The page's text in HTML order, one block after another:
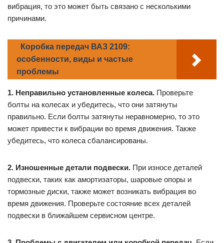
вибрация, то это может быть связано с несколькими
причинами.
Коробка передач ВАЗ 2109:
особенности, виды и частые
проблемы
1. Неправильно установленные колеса. Проверьте
болты на колесах и убедитесь, что они затянуты
правильно. Если болты затянуты неравномерно, то это
может привести к вибрации во время движения. Также
убедитесь, что колеса сбалансированы.
2. Изношенные детали подвески. При износе деталей
подвески, таких как амортизаторы, шаровые опоры и
тормозные диски, также может возникать вибрация во
время движения. Проверьте состояние всех деталей
подвески в ближайшем сервисном центре.